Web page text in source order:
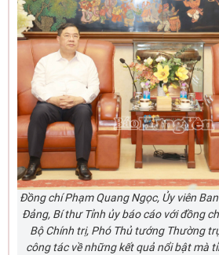
Đồng chí Phạm Quang Ngọc, Ủy viên
Đảng, Bí thư Tỉnh ủy báo cáo với đồng
Bộ Chính trị, Phó Thủ tướng Thường
công tác về những kết quả nổi bật mà